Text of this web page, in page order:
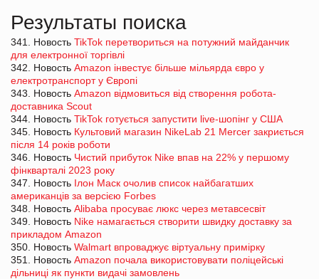
Результаты поиска
341. Новость TikTok перетвориться на потужний майданчик
для електронної торгівлі
342. Новость Amazon інвестує більше мільярда євро у
електротранспорт у Європі
343. Новость Amazon відмовиться від створення робота-
доставника Scout
344. Новость TikTok готується запустити live-шопінг у США
345. Новость Культовий магазин NikeLab 21 Mercer закриється
після 14 років роботи
346. Новость Чистий прибуток Nike впав на 22% у першому
фінкварталі 2023 року
347. Новость Ілон Маск очолив список найбагатших
американців за версією Forbes
348. Новость Alibaba просуває люкс через метавсесвіт
349. Новость Nike намагається створити швидку доставку за
прикладом Amazon
350. Новость Walmart впроваджує віртуальну примірку
351. Новость Amazon почала використовувати поліцейські
дільниці як пункти видачі замовлень